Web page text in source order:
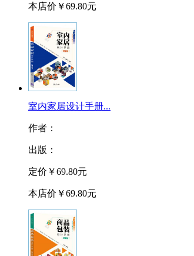
本店价 ￥69.80元
室内家居设计手册...
作者：
出版：
定价 ￥69.80元
本店价 ￥69.80元